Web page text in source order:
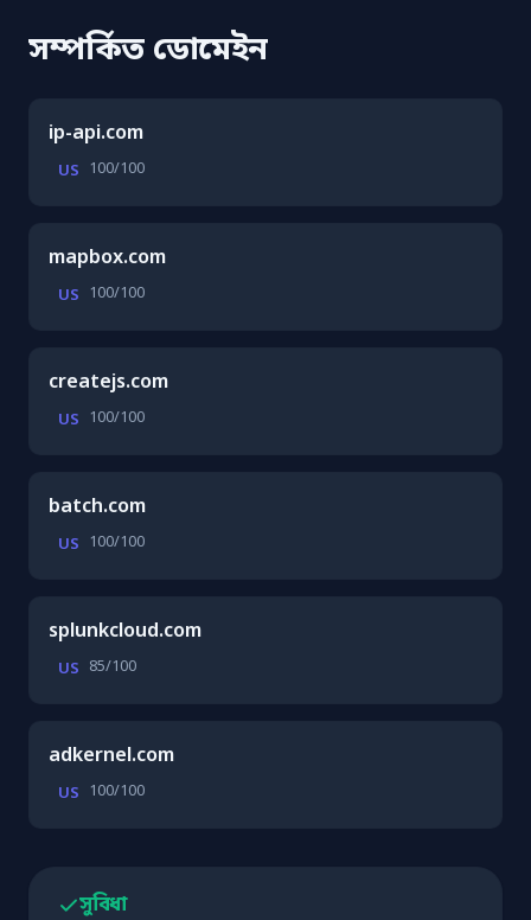
সম্পর্কিত ডোমেইন
ip-api.com
US 100/100
mapbox.com
US 100/100
createjs.com
US 100/100
batch.com
US 100/100
splunkcloud.com
US 85/100
adkernel.com
US 100/100
সুবিধা